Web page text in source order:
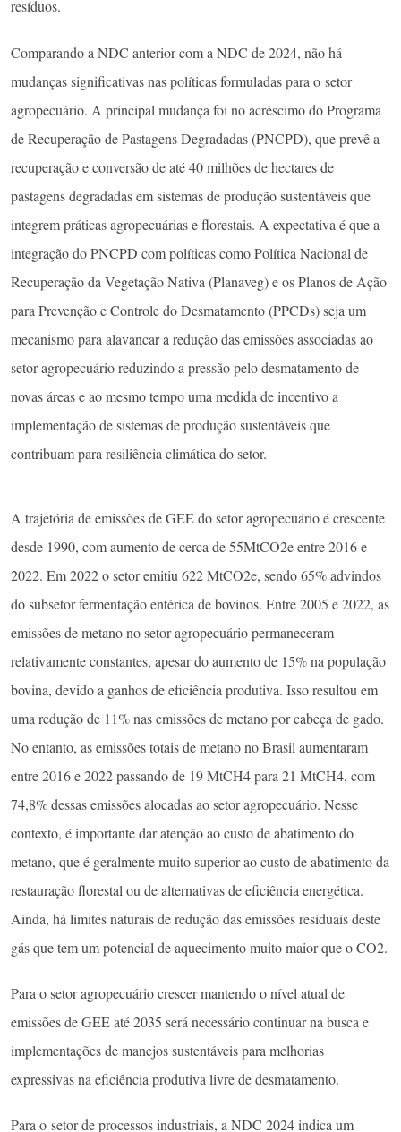
resíduos.
Comparando a NDC anterior com a NDC de 2024, não há
mudanças significativas nas políticas formuladas para o setor
agropecuário. A principal mudança foi no acréscimo do Programa
de Recuperação de Pastagens Degradadas (PNCPD), que prevê a
recuperação e conversão de até 40 milhões de hectares de
pastagens degradadas em sistemas de produção sustentáveis que
integrem práticas agropecuárias e florestais. A expectativa é que a
integração do PNCPD com políticas como Política Nacional de
Recuperação da Vegetação Nativa (Planaveg) e os Planos de Ação
para Prevenção e Controle do Desmatamento (PPCDs) seja um
mecanismo para alavancar a redução das emissões associadas ao
setor agropecuário reduzindo a pressão pelo desmatamento de
novas áreas e ao mesmo tempo uma medida de incentivo a
implementação de sistemas de produção sustentáveis que
contribuam para resiliência climática do setor.
A trajetória de emissões de GEE do setor agropecuário é crescente
desde 1990, com aumento de cerca de 55MtCO2e entre 2016 e
2022. Em 2022 o setor emitiu 622 MtCO2e, sendo 65% advindos
do subsetor fermentação entérica de bovinos. Entre 2005 e 2022, as
emissões de metano no setor agropecuário permaneceram
relativamente constantes, apesar do aumento de 15% na população
bovina, devido a ganhos de eficiência produtiva. Isso resultou em
uma redução de 11% nas emissões de metano por cabeça de gado.
No entanto, as emissões totais de metano no Brasil aumentaram
entre 2016 e 2022 passando de 19 MtCH4 para 21 MtCH4, com
74,8% dessas emissões alocadas ao setor agropecuário. Nesse
contexto, é importante dar atenção ao custo de abatimento do
metano, que é geralmente muito superior ao custo de abatimento da
restauração florestal ou de alternativas de eficiência energética.
Ainda, há limites naturais de redução das emissões residuais deste
gás que tem um potencial de aquecimento muito maior que o CO2.
Para o setor agropecuário crescer mantendo o nível atual de
emissões de GEE até 2035 será necessário continuar na busca e
implementações de manejos sustentáveis para melhorias
expressivas na eficiência produtiva livre de desmatamento.
Para o setor de processos industriais, a NDC 2024 indica um